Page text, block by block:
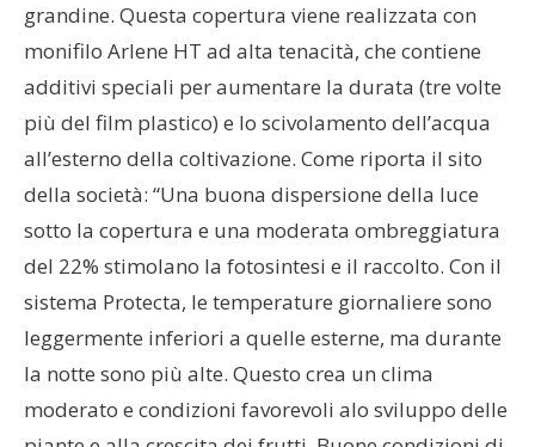
grandine. Questa copertura viene realizzata con
monifilo Arlene HT ad alta tenacità, che contiene
additivi speciali per aumentare la durata (tre volte
più del film plastico) e lo scivolamento dell’acqua
all’esterno della coltivazione. Come riporta il sito
della società: “Una buona dispersione della luce
sotto la copertura e una moderata ombreggiatura
del 22% stimolano la fotosintesi e il raccolto. Con il
sistema Protecta, le temperature giornaliere sono
leggermente inferiori a quelle esterne, ma durante
la notte sono più alte. Questo crea un clima
moderato e condizioni favorevoli alo sviluppo delle